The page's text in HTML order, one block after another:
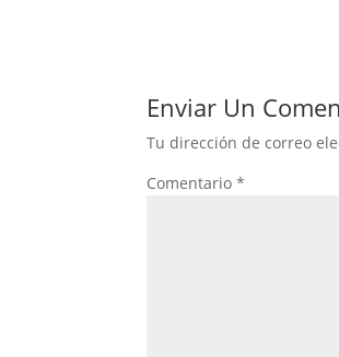
Enviar Un
Tu dirección de correo
Comentario*